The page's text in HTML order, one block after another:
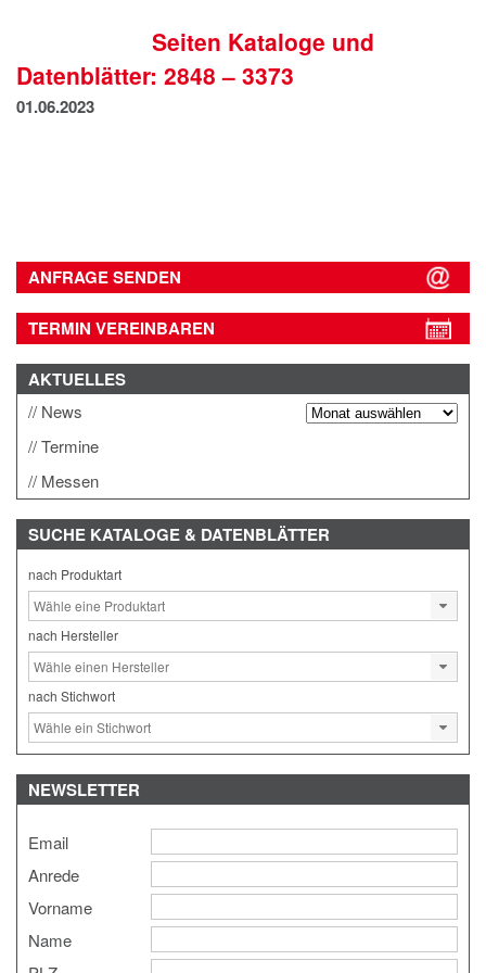
DATENSCHUTZSeiten Kataloge und
Datenblätter: 2848 – 3373
01.06.2023
ANFRAGE SENDEN
TERMIN VEREINBAREN
AKTUELLES
News
Termine
Messen
SUCHE KATALOGE & DATENBLÄTTER
nach Produktart
nach Hersteller
nach Stichwort
NEWSLETTER
Email
Anrede
Vorname
Name